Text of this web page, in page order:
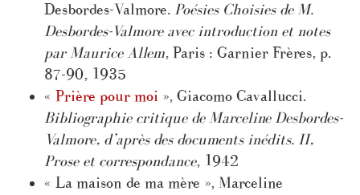
Desbordes-Valmore. Poésies Choisies de M.
Desbordes-Valmore avec introduction et notes
par Maurice Allem, Paris : Garnier Frères, p.
87-90, 1935
« Prière pour moi », Giacomo Cavallucci.
Bibliographie critique de Marceline Desbordes-
Valmore, d’après des documents inédits. II,
Prose et correspondance, 1942
« La maison de ma mère », Marceline